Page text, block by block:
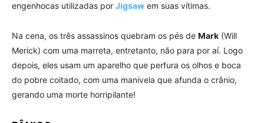
engenhocas utilizadas por Jigsaw em suas vítimas.
Na cena, os três assassinos quebram os pés de Mark (Will
Merick) com uma marreta, entretanto, não para por aí. Logo
depois, eles usam um aparelho que perfura os olhos e boca
do pobre coitado, com uma manivela que afunda o crânio,
gerando uma morte horripilante!